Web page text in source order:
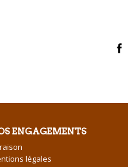
ENGAGEMENTS
légales